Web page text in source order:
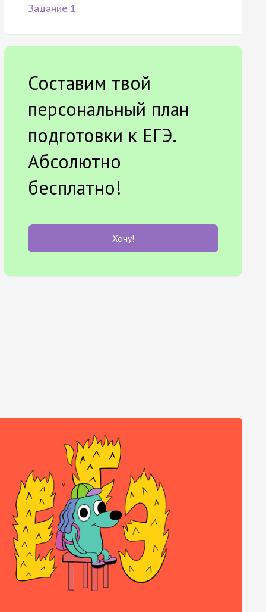
Задание 1
Составим твой
персональный план
подготовки к ЕГЭ.
Абсолютно
бесплатно!
Хочу!